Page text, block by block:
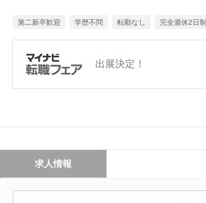
第二新卒歓迎 学歴不問 転勤なし 完全週休2日制
出展決定！
求人情報